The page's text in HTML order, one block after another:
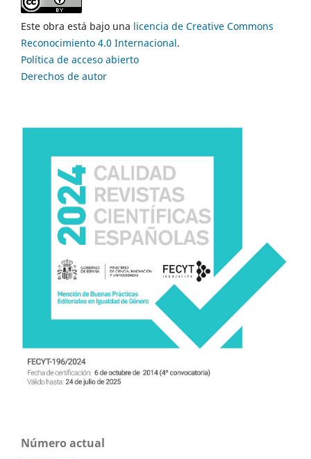
Este obra está bajo una licencia de Creative Commons
Reconocimiento 4.0 Internacional.
Política de acceso abierto
Derechos de autor
Número actual